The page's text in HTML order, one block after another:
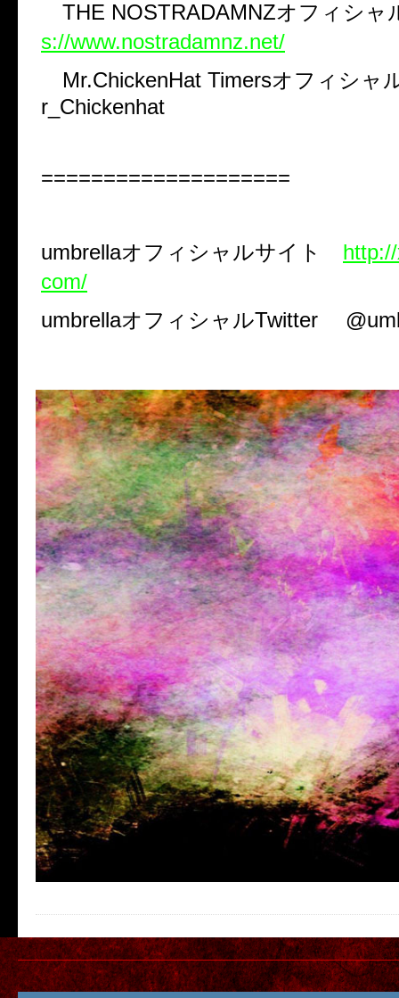
THE NOSTRADAMNZオフィシャ
s://www.nostradamnz.net/
Mr.ChickenHat Timersオフィシャ
r_Chickenhat
====================
umbrellaオフィシャルサイト
com/
umbrellaオフィシャルTwitter